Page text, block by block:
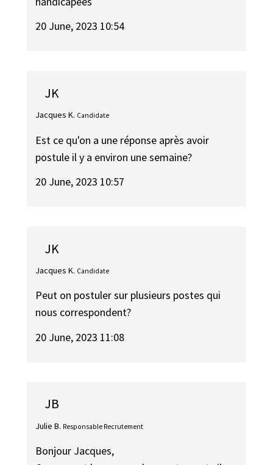
20 June, 2023 10:54
JK
Jacques K. Candidate
Est ce qu'on a une réponse après avoir
postule il y a environ une semaine?
20 June, 2023 10:57
JK
Jacques K. Candidate
Peut on postuler sur plusieurs postes qui
nous correspondent?
20 June, 2023 11:08
JB
Julie B. Responsable Recrutement
Bonjour Jacques,